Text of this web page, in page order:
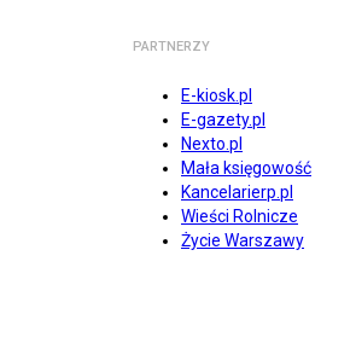
PARTNERZY
E-kiosk.pl
E-gazety.pl
Nexto.pl
Mała księgowość
Kancelarierp.pl
Wieści Rolnicze
Życie Warszawy